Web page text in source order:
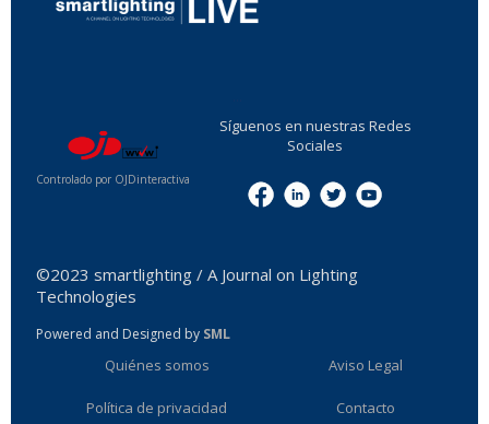
Controlado por OJDinteractiva
Síguenos en nuestras Redes
Sociales
©2023 smartlighting / A Journal on Lighting
Technologies
Powered and Designed by SML
Quiénes somos Aviso Legal
Política de privacidad Contacto